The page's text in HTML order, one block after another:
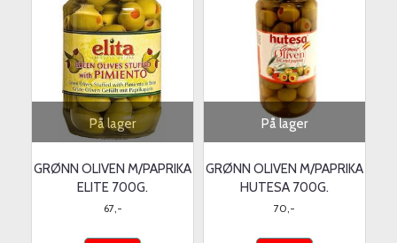
På lager
GRØNN OLIVEN M/PAPRIKA
ELITE 700G.
67,-
På lager
GRØNN OLIVEN M/PAPRIKA
HUTESA 700G.
70,-